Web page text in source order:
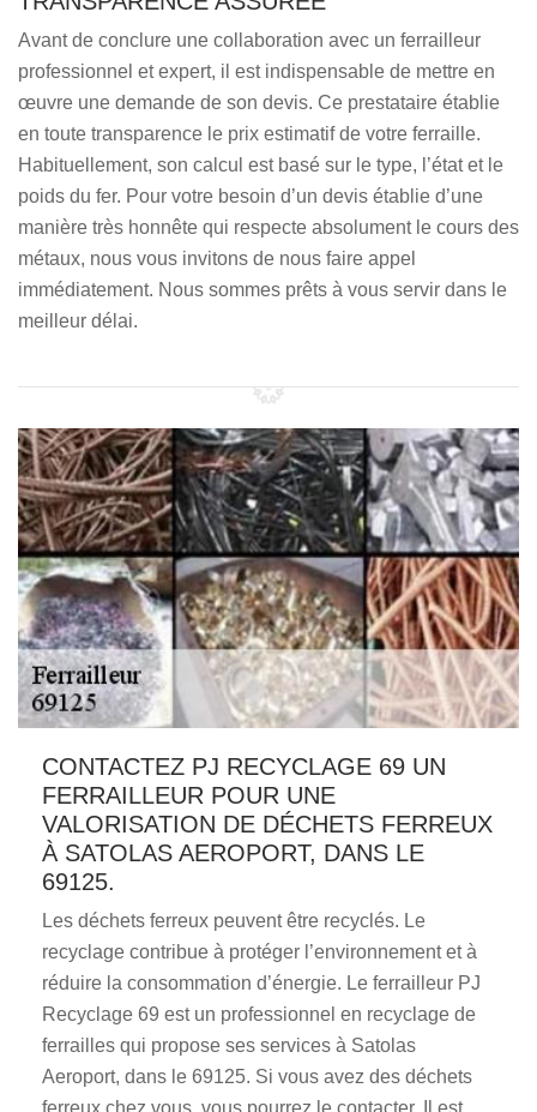
Avant de conclure une collaboration avec un ferrailleur
professionnel et expert, il est indispensable de mettre en
œuvre une demande de son devis. Ce prestataire établie
en toute transparence le prix estimatif de votre ferraille.
Habituellement, son calcul est basé sur le type, l’état et le
poids du fer. Pour votre besoin d’un devis établie d’une
manière très honnête qui respecte absolument le cours des
métaux, nous vous invitons de nous faire appel
immédiatement. Nous sommes prêts à vous servir dans le
meilleur délai.
CONTACTEZ PJ RECYCLAGE 69 UN
FERRAILLEUR POUR UNE
VALORISATION DE DÉCHETS FERREUX
À SATOLAS AEROPORT, DANS LE
69125.
Les déchets ferreux peuvent être recyclés. Le
recyclage contribue à protéger l’environnement et à
réduire la consommation d’énergie. Le ferrailleur PJ
Recyclage 69 est un professionnel en recyclage de
ferrailles qui propose ses services à Satolas
Aeroport, dans le 69125. Si vous avez des déchets
ferreux chez vous, vous pourrez le contacter. Il est